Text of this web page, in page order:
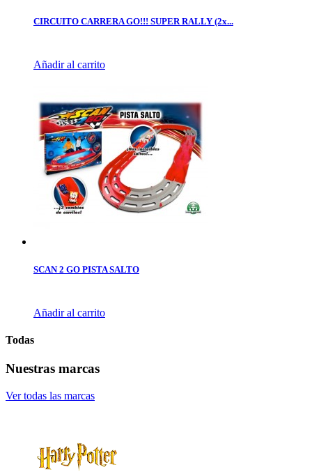
CIRCUITO CARRERA GO!!! SUPER RALLY (2x...
Añadir al carrito
SCAN 2 GO PISTA SALTO
Añadir al carrito
Todas
Nuestras marcas
Ver todas las marcas